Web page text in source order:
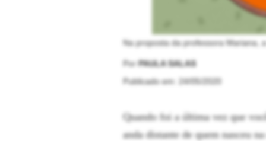
Na proposta da professora Mariana,
Por PAULA SALAS
Publicado em: 24/05/2020
Quando foi a última vez que
anda distante de quem nasceu